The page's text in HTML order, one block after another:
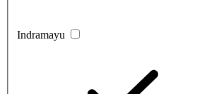
Indramayu